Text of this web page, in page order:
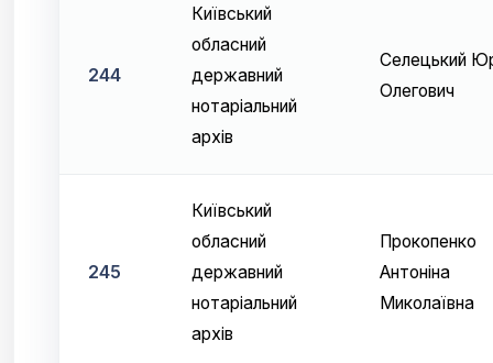
244
Київський
обласний
державний
нотаріальний
архів
Селецький
Олегович
245
Київський
обласний
державний
нотаріальний
архів
Прокопенко
Антоніна
Миколаївна